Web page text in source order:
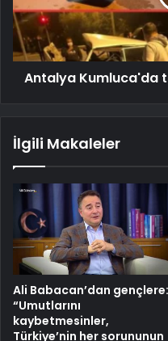
Antalya Kumluca'da
İlgili Makaleler
Ali Babacan’dan gençlere:
“Umutlarını
kaybetmesinler,
Türkiye’nin her sorununun